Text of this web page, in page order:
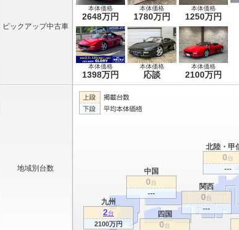
ピックアップ中古車
本体価格
2648万円
本体価格
1780万円
本体価格
1250万円
本体価格
1398万円
本体価格
応談
本体価格
2100万円
地域別台数
関西
0台
---
九州
2台
2100万円
北陸・甲
0台
---
中国
0台
---
四国
0台